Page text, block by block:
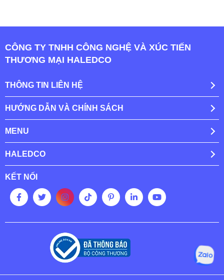
CÔNG TY TNHH CÔNG NGHỆ VÀ XÚC TIẾN
THƯƠNG MẠI HALEDCO
THÔNG TIN LIÊN HỆ
HƯỚNG DẪN VÀ CHÍNH SÁCH
MENU
HALEDCO
KẾT NỐI